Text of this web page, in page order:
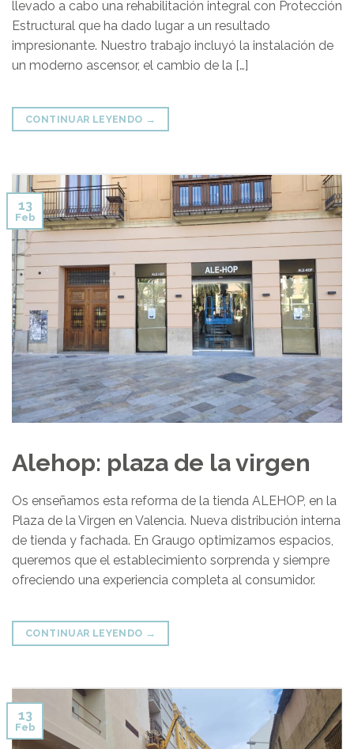
llevado a cabo una rehabilitación integral con Protección
Estructural que ha dado lugar a un resultado
impresionante. Nuestro trabajo incluyó la instalación de
un moderno ascensor, el cambio de la […]
CONTINUAR LEYENDO →
13
Feb
Alehop: plaza de la virgen
Os enseñamos esta reforma de la tienda ALEHOP, en la
Plaza de la Virgen en Valencia. Nueva distribución interna
de tienda y fachada. En Graugo optimizamos espacios,
queremos que el establecimiento sorprenda y siempre
ofreciendo una experiencia completa al consumidor.
CONTINUAR LEYENDO →
13
Feb